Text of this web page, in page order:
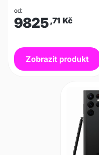
od:
9825 ,71 Kč
Zobrazit produkt